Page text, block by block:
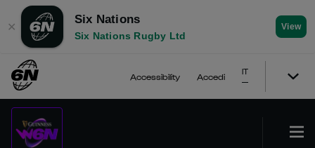
✕
Six Nations
Six Nations Rugby Ltd
View
Accessibility Accedi
IT